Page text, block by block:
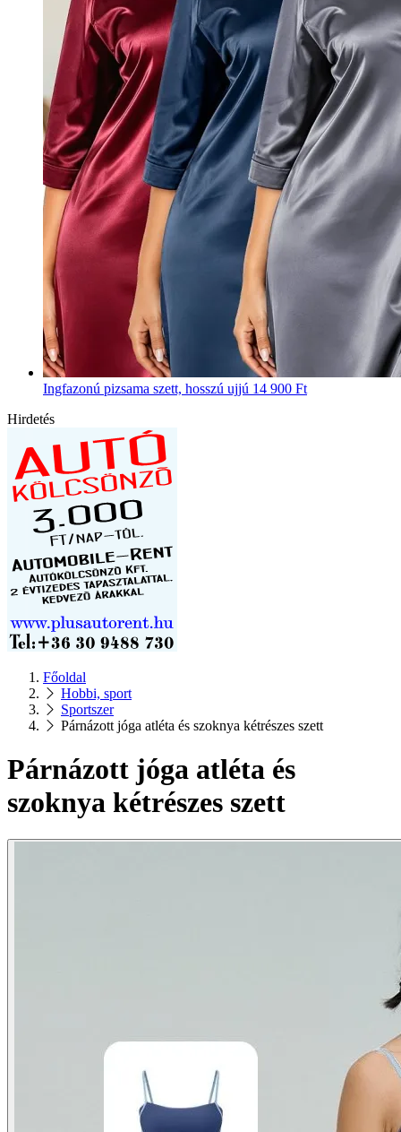
Ingfazonú pizsama szett, hosszú ujjú 14 900 Ft
Hirdetés
Főoldal
Hobbi, sport
Sportszer
Párnázott jóga atléta és szoknya kétrészes szett
Párnázott jóga atléta és
szoknya kétrészes szett